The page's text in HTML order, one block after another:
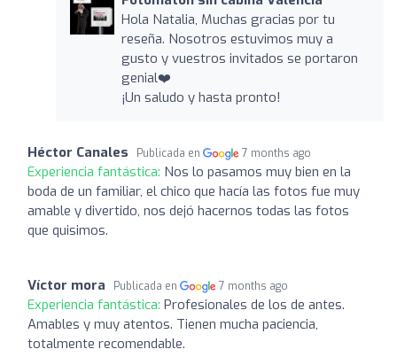
Hola Natalia, Muchas gracias por tu
reseña. Nosotros estuvimos muy a
gusto y vuestros invitados se portaron
genial❤️
¡Un saludo y hasta pronto!
Héctor Canales Publicada en 7 months ago
Experiencia fantástica: Nos lo pasamos muy bien en la
boda de un familiar, el chico que hacía las fotos fue muy
amable y divertido, nos dejó hacernos todas las fotos
que quisimos.
Víctor mora Publicada en 7 months ago
Experiencia fantástica: Profesionales de los de antes.
Amables y muy atentos. Tienen mucha paciencia,
totalmente recomendable.